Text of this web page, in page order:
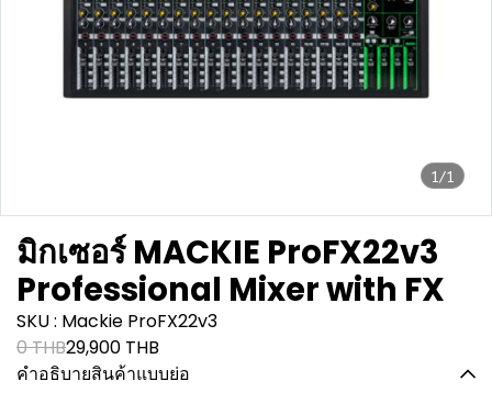
1/1
มิกเซอร์ MACKIE ProFX22v3
Professional Mixer with FX
SKU : Mackie ProFX22v3
0 THB29,900 THB
คำอธิบายสินค้าแบบย่อ